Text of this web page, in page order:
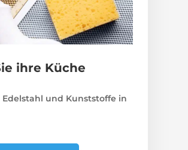
ihre Küche
und Kunststoffe in